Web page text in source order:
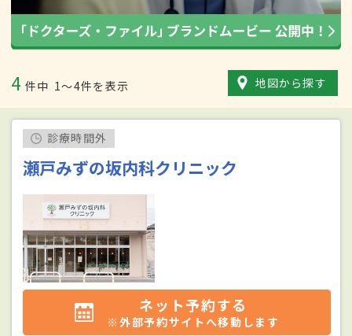
4 件中 1〜4件を表示 地図から探す
診療時間外
瀬戸みずの坂内科クリニック
ネット予約する
※外部予約サイトへ移動します